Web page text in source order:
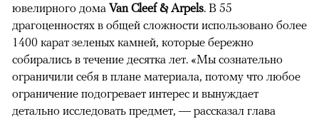
00:00 / 00:00
ювелирного дома Van Cleef & Arpels. В 55
драгоценностях в общей сложности использовано более
1400 карат зеленых камней, которые бережно
собирались в течение десятка лет. «Мы сознательно
ограничили себя в плане материала, потому что любое
ограничение подогревает интерес и вынуждает
детально исследовать предмет, — рассказал глава